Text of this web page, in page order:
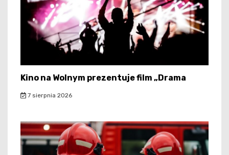
Kino na Wolnym prezentuje film „Drama
7 sierpnia 2026